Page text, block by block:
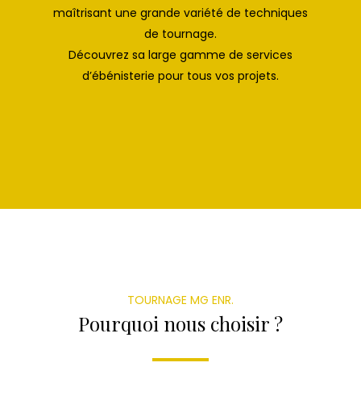
maîtrisant une grande variété de techniques
de tournage.
Découvrez sa large gamme de services
d’ébénisterie pour tous vos projets.
TOURNAGE MG ENR.
Pourquoi nous choisir ?